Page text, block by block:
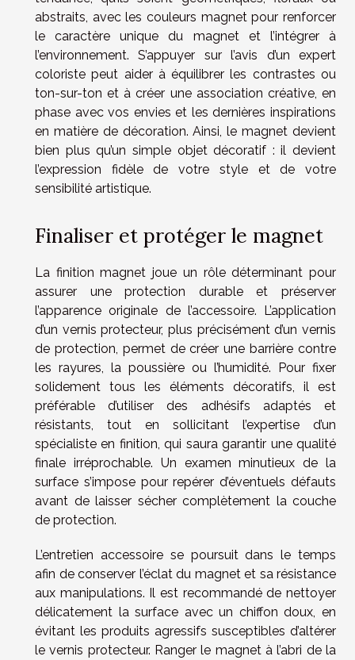
abstraits, avec les couleurs magnet pour renforcer
le caractère unique du magnet et l’intégrer à
l’environnement. S’appuyer sur l’avis d’un expert
coloriste peut aider à équilibrer les contrastes ou
ton-sur-ton et à créer une association créative, en
phase avec vos envies et les dernières inspirations
en matière de décoration. Ainsi, le magnet devient
bien plus qu’un simple objet décoratif : il devient
l’expression fidèle de votre style et de votre
sensibilité artistique.
Finaliser et protéger le magnet
La finition magnet joue un rôle déterminant pour
assurer une protection durable et préserver
l’apparence originale de l’accessoire. L’application
d’un vernis protecteur, plus précisément d’un vernis
de protection, permet de créer une barrière contre
les rayures, la poussière ou l’humidité. Pour fixer
solidement tous les éléments décoratifs, il est
préférable d’utiliser des adhésifs adaptés et
résistants, tout en sollicitant l’expertise d’un
spécialiste en finition, qui saura garantir une qualité
finale irréprochable. Un examen minutieux de la
surface s’impose pour repérer d’éventuels défauts
avant de laisser sécher complètement la couche
de protection.
L’entretien accessoire se poursuit dans le temps
afin de conserver l’éclat du magnet et sa résistance
aux manipulations. Il est recommandé de nettoyer
délicatement la surface avec un chiffon doux, en
évitant les produits agressifs susceptibles d’altérer
le vernis protecteur. Ranger le magnet à l’abri de la